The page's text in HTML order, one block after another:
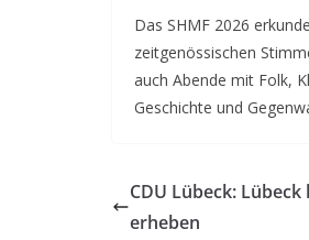
Das SHMF 2026
zeitgenössischen
auch Abende mit Folk,
Geschichte und
CDU Lübeck:
erheben